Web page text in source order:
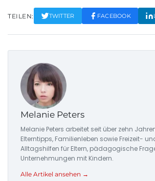
TEILEN: TWITTER FACEBOOK
Melanie Peters
Melanie Peters arbeitet seit über zehn
Elterntipps, Familienleben sowie Freizeit-
Alltagshilfen für Eltern, pädagogische
Unternehmungen mit Kindern.
Alle Artikel ansehen →